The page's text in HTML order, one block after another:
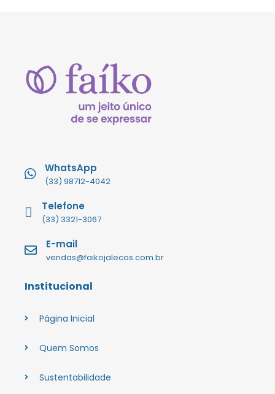
WhatsApp
(33) 98712-4042
Telefone
(33) 3321-3067
E-mail
vendas@faikojalecos.com.br
Institucional
Página Inicial
Quem Somos
Sustentabilidade